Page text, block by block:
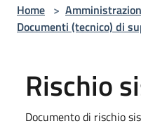
Home >
Documenti (tecnico) di
Rischio
Documento di rischio